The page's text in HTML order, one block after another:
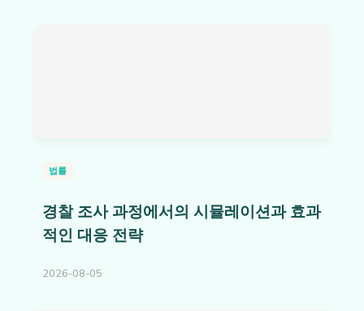
법률
경찰 조사 과정에서의 시뮬레이션과 효과
적인 대응 전략
2026-08-05